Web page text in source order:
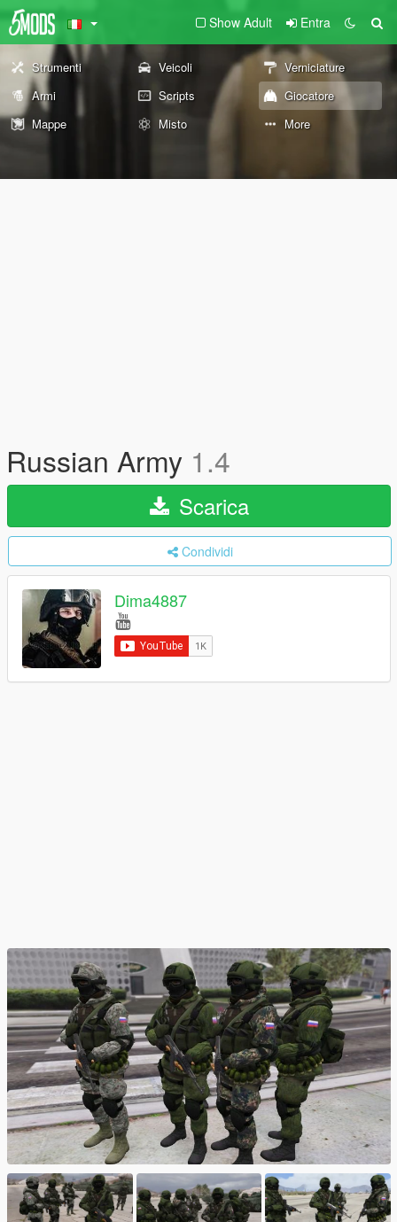
Show Adult Entra
Strumenti Veicoli
Verniciature
Armi
Scripts
Giocatore
Mappe
Misto More
Russian Army 1.4
Scarica
Condividi
Dima4887